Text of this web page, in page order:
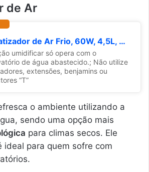
de Ar
Climatizador de Ar Frio, 60W, 4,5L, Midea Branco 127V, AKAF1, 7L
umidificar só opera com o
de água abastecido.; Não utilize
extensões, benjamins ou
“T”
o ambiente utilizando a
sendo uma opção mais
para climas secos. Ele
ideal para quem sofre com